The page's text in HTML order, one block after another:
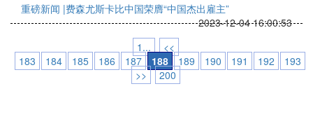
重磅新闻 |费森尤斯卡比中国荣膺“中国杰出雇主”
2023-12-04 16:00:53
1...
<<
183
184 185 186 187 188 189 190 191 192
193
>>
200